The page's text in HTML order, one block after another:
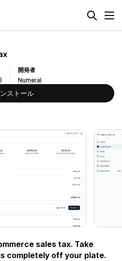
開発者
Numeral
ストール
sales tax. Take
completely off your plate.